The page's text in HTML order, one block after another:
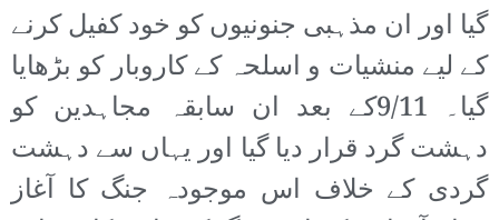
گیا اور ان مذہبی جنونیوں کو خود کفیل کرنے
کے لیے منشیات و اسلحہ کے کاروبار کو بڑھایا
گیا۔ 9/11کے بعد ان سابقہ مجاہدین کو
دہشت گرد قرار دیا گیا اور یہاں سے دہشت
گردی کے خلاف اس موجودہ جنگ کا آغاز